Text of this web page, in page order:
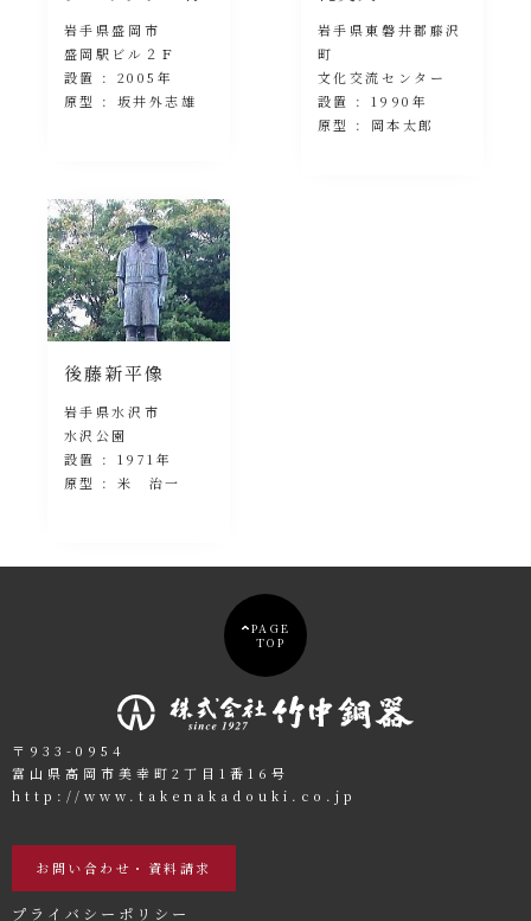
岩手県盛岡市
盛岡駅ビル２Ｆ
設置 : 2005年
原型 : 坂井外志雄
岩手県東磐井郡藤沢
町
文化交流センター
設置 : 1990年
原型 : 岡本太郎
後藤新平像
岩手県水沢市
水沢公園
設置 : 1971年
原型 : 米 治一
お問い合わせ・資料請求
プライバシーポリシー
〒933-0954
富山県高岡市美幸町2丁目1番16号
http://www.takenakadouki.co.jp
PAGE
TOP